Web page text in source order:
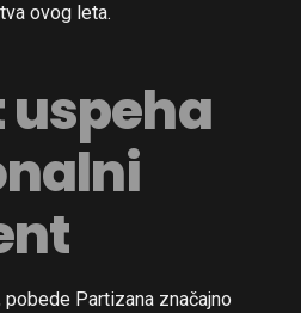
ovog leta.
uspeha
Partizana značajno